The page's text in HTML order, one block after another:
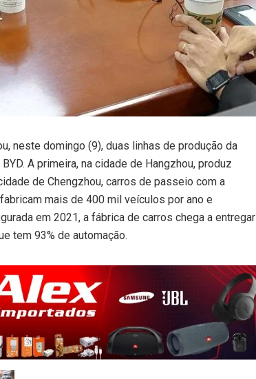
neste domingo (9), duas linhas de produção da
A primeira, na cidade de Hangzhou, produz
de Chengzhou, carros de passeio com a
mais de 400 mil veículos por ano e
em 2021, a fábrica de carros chega a entregar
tem 93% de automação.